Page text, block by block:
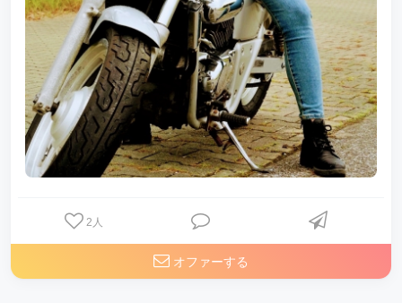
2 人
オファーする